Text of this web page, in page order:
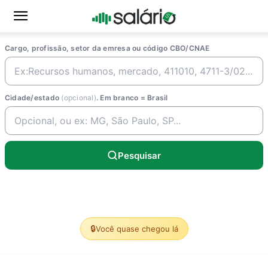
Cargo, profissão, setor da emresa ou código CBO/CNAE
Cidade/estado (opcional). Em branco = Brasil
Pesquisar
🔒Você quase chegou lá